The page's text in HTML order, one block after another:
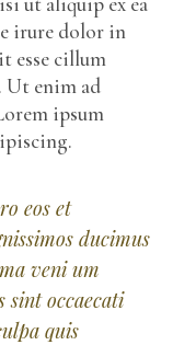
irure dolor in
esse cillum
Ut enim ad
ipsum
eos et
ducimus
veni um
sint occaecati
quis